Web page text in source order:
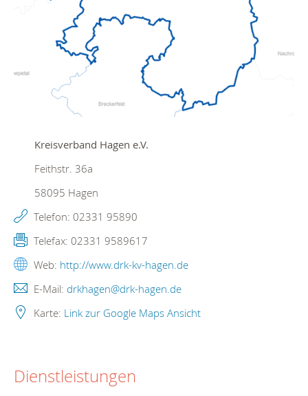
Kreisverband Hagen e.V.
Feithstr. 36a
58095 Hagen
Telefon: 02331 95890
Telefax: 02331 9589617
Web: http://www.drk-kv-hagen.de
E-Mail: drkhagen@drk-hagen.de
Karte: Link zur Google Maps Ansicht
Dienstleistungen